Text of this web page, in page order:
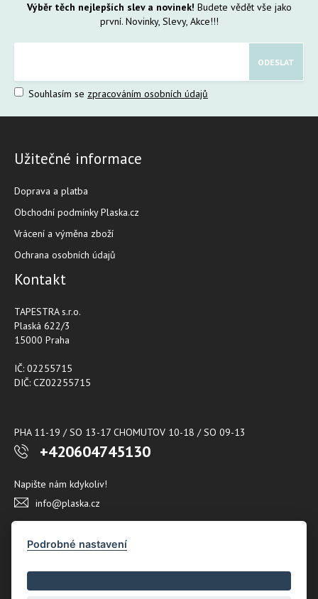
Výběr těch nejlepších slev a novinek! Budete vědět vše jako
první. Novinky, Slevy, Akce!!!
Souhlasím se zpracováním osobních údajů
Užitečné informace
Doprava a platba
Obchodní podmínky Plaska.cz
Vrácení a výměna zboží
Ochrana osobních údajů
Kontakt
TAPESTRA s.r.o.
Plaská 622/3
15000 Praha
IČ: 02255715
DIČ: CZ02255715
PHA 11-19 / SO 13-17 CHOMUTOV 10-18 / SO 09-13
+420604745130
Napište nám kdykoliv!
info@plaska.cz
Podrobné nastavení